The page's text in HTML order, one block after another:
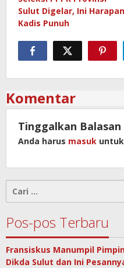
Sulut Digelar, Ini Harapan
Kadis Punuh
Komentar
Tinggalkan Balasan
Anda harus masuk
untuk:
Pos-pos Terbaru
Fransiskus Manumpil
Dikda Sulut dan Ini